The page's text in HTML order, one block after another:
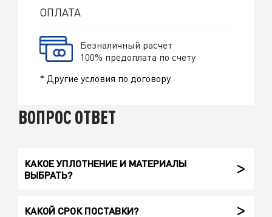
ОПЛАТА
Безналичный расчет
100% предоплата по счету
* Другие условия по договору
ВОПРОС ОТВЕТ
КАКОЕ УПЛОТНЕНИЕ И МАТЕРИАЛЫ
ВЫБРАТЬ?
КАКОЙ СРОК ПОСТАВКИ?